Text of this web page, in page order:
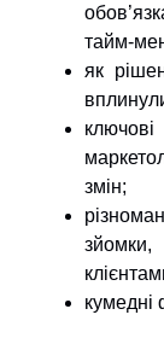
тайм-
як
змін;
кумедні